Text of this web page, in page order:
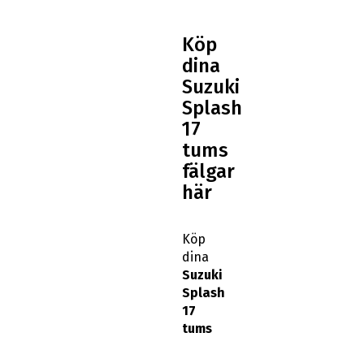
Köp
dina
Suzuki
Splash
17
tums
fälgar
här
Köp
dina
Suzuki
Splash
17
tums